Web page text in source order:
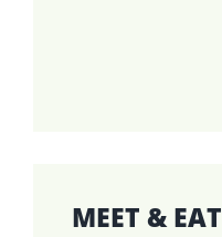
MEET & EAT